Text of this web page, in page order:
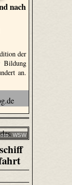
nach
der
Bildung
an.
WSW